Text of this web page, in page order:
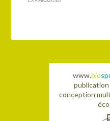
www.bio
publication
conception